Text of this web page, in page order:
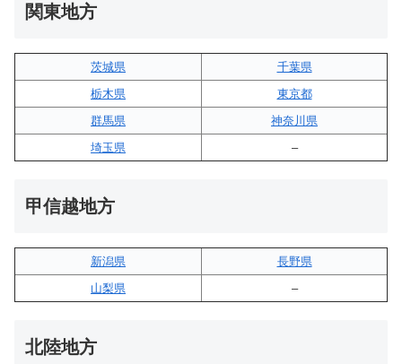
関東地方
茨城県
千葉県
栃木県
東京都
群馬県
神奈川県
埼玉県
–
甲信越地方
新潟県
長野県
山梨県
–
北陸地方